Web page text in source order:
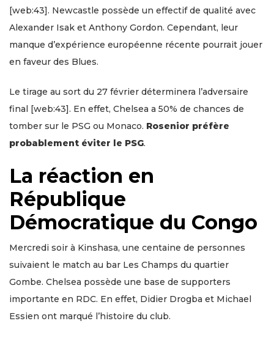
[web:43]. Newcastle possède un effectif de qualité avec
Alexander Isak et Anthony Gordon. Cependant, leur
manque d’expérience européenne récente pourrait jouer
en faveur des Blues.
Le tirage au sort du 27 février déterminera l’adversaire
final [web:43]. En effet, Chelsea a 50% de chances de
tomber sur le PSG ou Monaco. Rosenior préfère
probablement éviter le PSG.
La réaction en
République
Démocratique du Congo
Mercredi soir à Kinshasa, une centaine de personnes
suivaient le match au bar Les Champs du quartier
Gombe. Chelsea possède une base de supporters
importante en RDC. En effet, Didier Drogba et Michael
Essien ont marqué l’histoire du club.